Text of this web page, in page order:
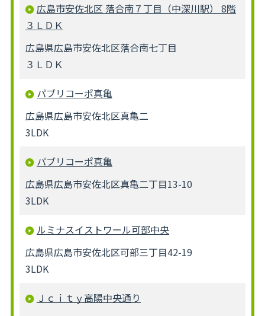
広島市安佐北区 落合南７丁目（中深川駅） 8階
３ＬＤＫ
広島県広島市安佐北区落合南七丁目
３ＬＤＫ
パブリコーポ真亀
広島県広島市安佐北区真亀二
3LDK
パブリコーポ真亀
広島県広島市安佐北区真亀二丁目13-10
3LDK
ルミナスイストワール可部中央
広島県広島市安佐北区可部三丁目42-19
3LDK
Ｊｃｉｔｙ高陽中央通り